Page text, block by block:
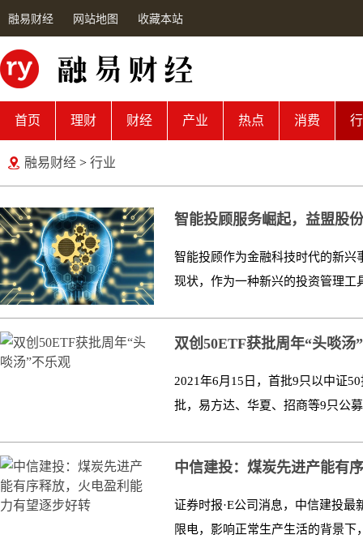
融易财经 网站地图 收藏本站
首页 理财 财经 产业 热点 消费
融易财经 > 行业
智能投顾服务崛起，益盟股
智能投顾作为金融科技时代的新兴
现状，作为一种新兴的投资管理工
双创50ETF获批周年“头啖汤
2021年6月15日，首批9只以中证
批，易方达、华夏、招商等9只公
中信建投：煤炭先进产能有
证券时报·E公司消息，中信建投
限电，影响正常生产生活的背景